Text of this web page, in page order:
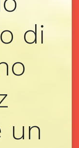
di
un